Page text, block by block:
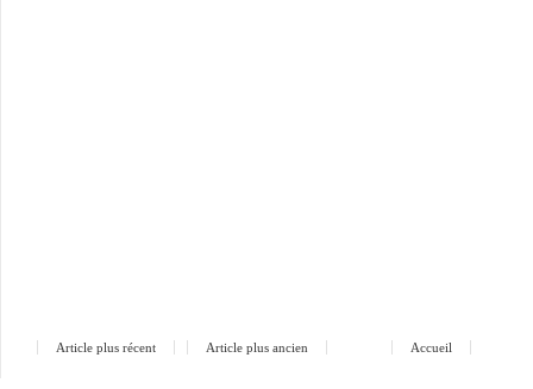
Article plus récent Article plus ancien Accueil